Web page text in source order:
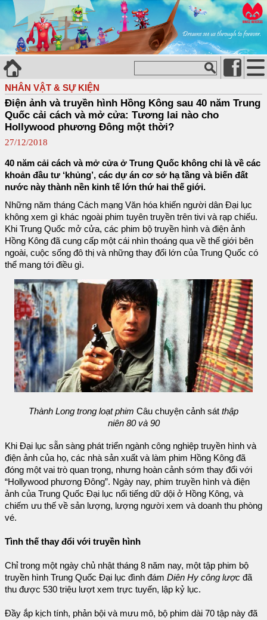
NHÂN VẬT & SỰ KIỆN
Điện ảnh và truyền hình Hồng Kông sau 40 năm Trung
Quốc cải cách và mở cửa: Tương lai nào cho
Hollywood phương Đông một thời?
27/12/2018
40 năm cải cách và mở cửa ở Trung Quốc không chỉ là về các
khoản đầu tư ‘khủng’, các dự án cơ sở hạ tầng và biến đất
nước này thành nền kinh tế lớn thứ hai thế giới.
Những năm tháng Cách mạng Văn hóa khiến người dân Đại lục
không xem gì khác ngoài phim tuyên truyền trên tivi và rạp chiếu.
Khi Trung Quốc mở cửa, các phim bộ truyền hình và điện ảnh
Hồng Kông đã cung cấp một cái nhìn thoáng qua về thế giới bên
ngoài, cuộc sống đô thị và những thay đổi lớn của Trung Quốc có
thể mang tới điều gì.
Thành Long trong loạt phim Câu chuyện cảnh sát thập
niên 80 và 90
Khi Đại lục sẵn sàng phát triển ngành công nghiệp truyền hình và
điện ảnh của họ, các nhà sản xuất và làm phim Hồng Kông đã
đóng một vai trò quan trọng, nhưng hoàn cảnh sớm thay đổi với
“Hollywood phương Đông”. Ngày nay, phim truyền hình và điện
ảnh của Trung Quốc Đại lục nổi tiếng dữ dội ở Hồng Kông, và
chiếm ưu thế về sản lượng, lượng người xem và doanh thu phòng
vé.
Tình thế thay đổi với truyền hình
Chỉ trong một ngày chủ nhật tháng 8 năm nay, một tập phim bộ
truyền hình Trung Quốc Đại lục đình đám Diên Hy công lược đã
thu được 530 triệu lượt xem trực tuyến, lập kỷ lục.
Đầy ắp kịch tính, phản bội và mưu mô, bộ phim dài 70 tập này đã